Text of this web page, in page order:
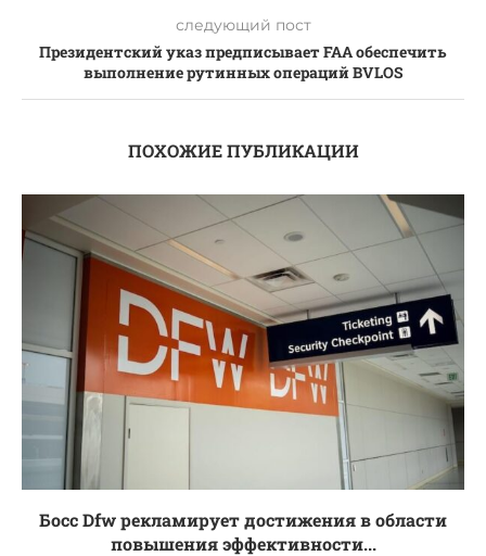
следующий пост
Президентский указ предписывает FAA обеспечить
выполнение рутинных операций BVLOS
ПОХОЖИЕ ПУБЛИКАЦИИ
Босс Dfw рекламирует достижения в области
повышения эффективности...